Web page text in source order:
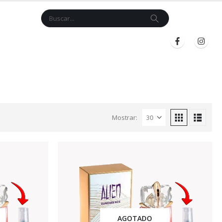
Mostrar:
AGOTADO